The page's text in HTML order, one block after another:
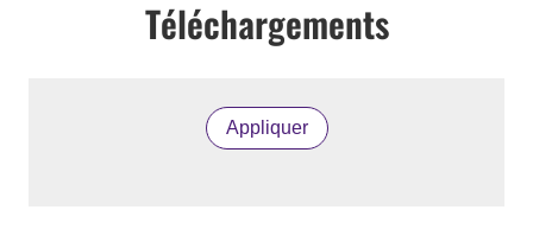
Téléchargements
Appliquer